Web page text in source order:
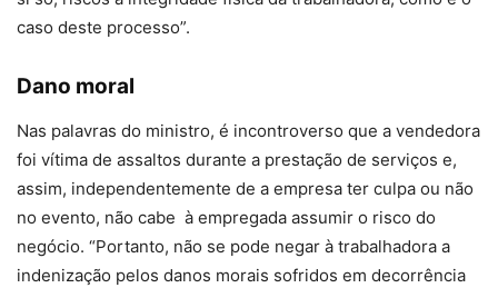
caso deste processo”.
Dano moral
Nas palavras do ministro, é incontroverso que a vendedora
foi vítima de assaltos durante a prestação de serviços e,
assim, independentemente de a empresa ter culpa ou não
no evento, não cabe à empregada assumir o risco do
negócio. “Portanto, não se pode negar à trabalhadora a
indenização pelos danos morais sofridos em decorrência